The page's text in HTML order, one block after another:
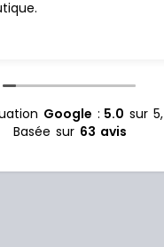
Google : 5.0 sur 5,
Basée sur 63 avis